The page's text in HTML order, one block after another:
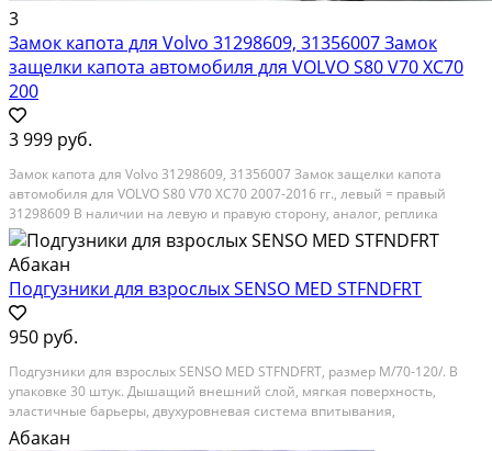
3
Замок капота для Volvo 31298609, 31356007 Замок
защелки капота автомобиля для VOLVO S80 V70 XC70
200
3 999 руб.
Замок капота для Volvo 31298609, 31356007 Замок защелки капота
автомобиля для VOLVO S80 V70 XC70 2007-2016 гг., левый = правый
31298609 В наличии на левую и правую сторону, аналог, реплика
отличного качества 31298609, 31356007 · Уточняйте у менеджера
Защелка капота, механизм крепления в сборе...
Подгузники для взрослых SENSO MED STFNDFRT
950 руб.
Подгузники для взрослых SENSO MED STFNDFRT, размер М/70-120/. В
упаковке 30 штук. Дышащий внешний слой, мягкая поверхность,
эластичные барьеры, двухуровневая система впитывания,
многоразовые застежки. Цена за упаковку 950рб
Абакан